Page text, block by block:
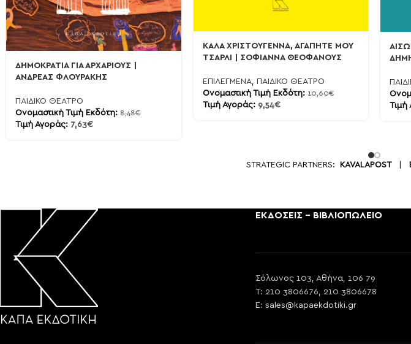
ΔΗΜΟΚΡΑΤΙΑ ΓΙΑ ΑΡΧΑΡΙΟΥΣ |
ΑΝΔΡΕΑΣ ΦΛΟΥΡΑΚΗΣ
ΠΑΙΔΙΚΟ ΘΕΑΤΡΟ
Ονομαστική Τιμή Εκδότη: 8,48€
Τιμή Αγοράς: 7,63€
ΚΑΛΑ ΧΡΙΣΤΟΥΓΕΝΝΑ, ΑΓΑΠΗΤΕ ΜΟΥ
ΤΣΑΡΛΙ | ΣΟΦΙΑΝΝΑ ΘΕΟΦΑΝΟΥΣ
ΕΠΙΛΕΓΜΕΝΑ, ΠΑΙΔΙΚΟ ΘΕΑΤΡΟ
Ονομαστική Τιμή Εκδότη:10,60€
Τιμή Αγοράς: 9,54€ Τιμή
STRATEGIC PARTNERS: KAVALAPOST|
ΕΚΔΟΣΕΙΣ - ΒΙΒΛΙΟΠΩΛΕΙΟ
Σόλωνος 103, Αθήνα, 106 79
T: 210 3806676, 210 3806678
E:sales@kapaekdotiki.gr